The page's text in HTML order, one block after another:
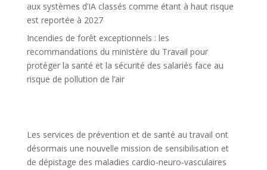
aux systèmes d’IA classés comme étant à haut risque
est reportée à 2027
Incendies de forêt exceptionnels : les
recommandations du ministère du Travail pour
protéger la santé et la sécurité des salariés face au
risque de pollution de l’air
Les services de prévention et de santé au travail ont
désormais une nouvelle mission de sensibilisation et
de dépistage des maladies cardio-neuro-vasculaires